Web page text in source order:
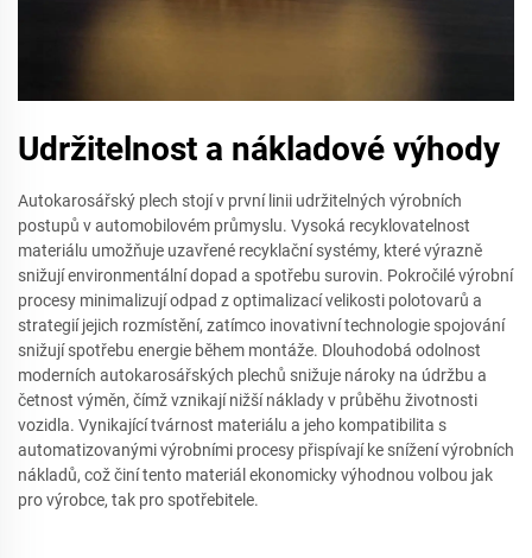
Udržitelnost a nákladové výhody
Autokarosářský plech stojí v první linii udržitelných výrobních
postupů v automobilovém průmyslu. Vysoká recyklovatelnost
materiálu umožňuje uzavřené recyklační systémy, které výrazně
snižují environmentální dopad a spotřebu surovin. Pokročilé výrobní
procesy minimalizují odpad z optimalizací velikosti polotovarů a
strategií jejich rozmístění, zatímco inovativní technologie spojování
snižují spotřebu energie během montáže. Dlouhodobá odolnost
moderních autokarosářských plechů snižuje nároky na údržbu a
četnost výměn, čímž vznikají nižší náklady v průběhu životnosti
vozidla. Vynikající tvárnost materiálu a jeho kompatibilita s
automatizovanými výrobními procesy přispívají ke snížení výrobních
nákladů, což činí tento materiál ekonomicky výhodnou volbou jak
pro výrobce, tak pro spotřebitele.